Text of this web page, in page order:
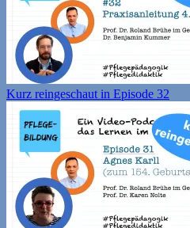
Kurz reingeschaut in Episode 32